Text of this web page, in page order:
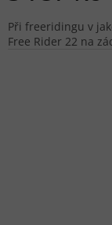
Při freeridingu v
Free Rider 22 na